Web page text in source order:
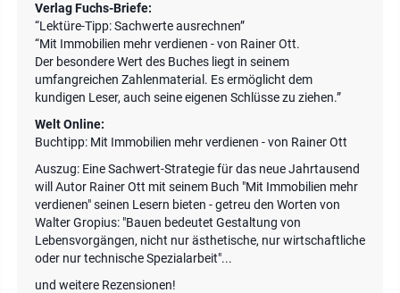
Verlag Fuchs-Briefe:
“Lektüre-Tipp: Sachwerte ausrechnen”
“Mit Immobilien mehr verdienen - von Rainer Ott.
Der besondere Wert des Buches liegt in seinem
umfangreichen Zahlenmaterial. Es ermöglicht dem
kundigen Leser, auch seine eigenen Schlüsse zu ziehen.”
Welt Online:
Buchtipp: Mit Immobilien mehr verdienen - von Rainer Ott
Auszug: Eine Sachwert-Strategie für das neue Jahrtausend
will Autor Rainer Ott mit seinem Buch "Mit Immobilien mehr
verdienen" seinen Lesern bieten - getreu den Worten von
Walter Gropius: "Bauen bedeutet Gestaltung von
Lebensvorgängen, nicht nur ästhetische, nur wirtschaftliche
oder nur technische Spezialarbeit"...
und weitere Rezensionen!